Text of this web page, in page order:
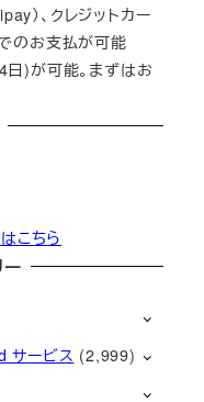
）、クレジットカー
のお支払が可能
)が可能。まずはお
こちら
サービス (2,999)